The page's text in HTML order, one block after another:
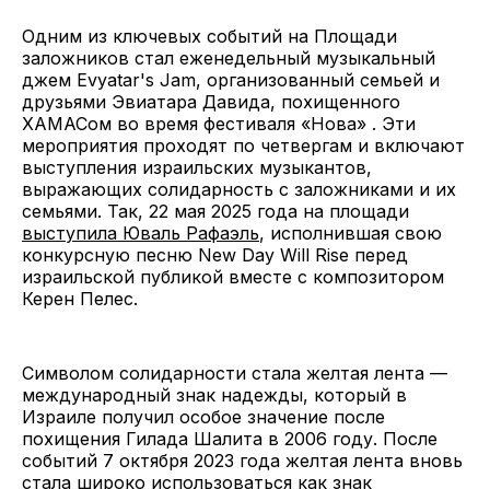
Одним из ключевых событий на Площади
заложников стал еженедельный музыкальный
джем Evyatar's Jam, организованный семьей и
друзьями Эвиатара Давида, похищенного
ХАМАСом во время фестиваля «Нова» . Эти
мероприятия проходят по четвергам и включают
выступления израильских музыкантов,
выражающих солидарность с заложниками и их
семьями. Так, 22 мая 2025 года на площади
выступила Юваль Рафаэль, исполнившая свою
конкурсную песню New Day Will Rise перед
израильской публикой вместе с композитором
Керен Пелес.
Символом солидарности стала желтая лента —
международный знак надежды, который в
Израиле получил особое значение после
похищения Гилада Шалита в 2006 году. После
событий 7 октября 2023 года желтая лента вновь
стала широко использоваться как знак